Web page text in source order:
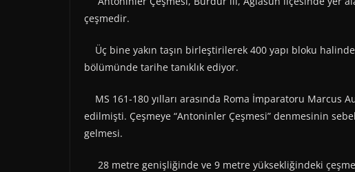
çeşmedir.
Üç bine yakın taşın birleştirilerek 400 yapı bloku
bölümünde tarihe tanıklık ediyor.
MS 161-180 yılları arasında Roma İmparatoru Marcus
edilmişti. Çeşmeye “Antoninler Çeşmesi” denmesinin
gelmesi.
28 metre genişliğinde ve 9 metre yüksekliğindeki